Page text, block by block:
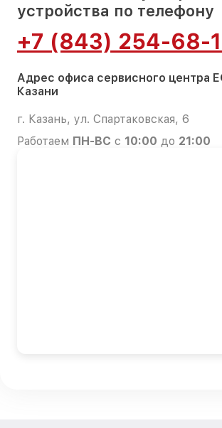
устройства по телефону
+7 (843) 254-68-
Адрес офиса сервисного центра
Казани
г. Казань, ул. Спартаковская, 6
Работаем ПН-ВС с 10:00 до 21:00